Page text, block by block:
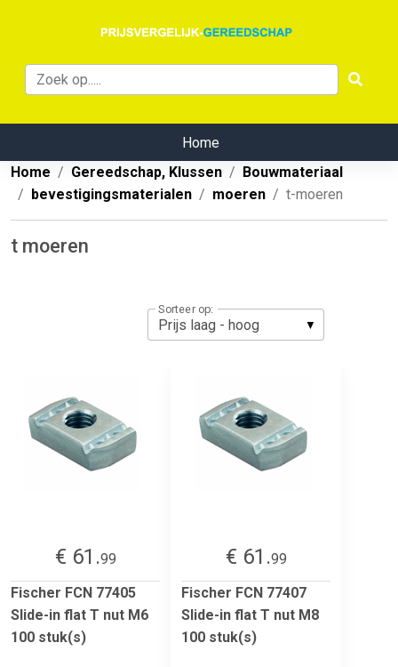
Home
Home
Gereedschap, Klussen
Bouwmateriaal
bevestigingsmaterialen
moeren t-moeren
t moeren
Sorteer op:
€ 61.99
Fischer FCN 77405
Slide-in flat T nut M6
100 stuk(s)
€ 61.99
Fischer FCN 77407
Slide-in flat T nut M8
100 stuk(s)